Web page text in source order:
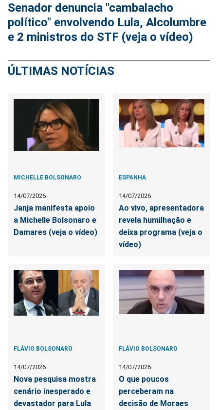
Senador denuncia "cambalacho
político" envolvendo Lula, Alcolumbre
e 2 ministros do STF (veja o vídeo)
ÚLTIMAS NOTÍCIAS
MICHELLE BOLSONARO
14/07/2026
Janja manifesta apoio
a Michelle Bolsonaro e
Damares (veja o vídeo)
ESPANHA
14/07/2026
Ao vivo, apresentadora
revela humilhação e
deixa programa (veja o
vídeo)
FLÁVIO BOLSONARO
14/07/2026
Nova pesquisa mostra
cenário inesperado e
devastador para Lula
FLÁVIO BOLSONARO
14/07/2026
O que poucos
perceberam na
decisão de Moraes